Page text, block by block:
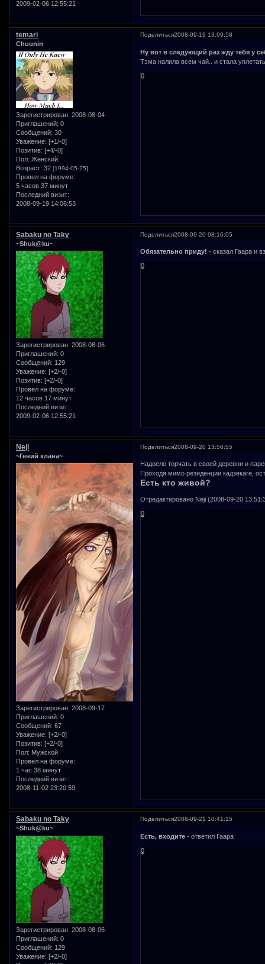
2009-02-06 12:55:21
Поделиться2008-09-19 13:09:58
temari
Chuunin
Зарегистрирован: 2008-08-04
Приглашений: 0
Сообщений: 30
Уважение: [+1/-0]
Позитив: [+4/-0]
Пол: Женский
Возраст: 32 [1994-05-25]
Провел на форуме:
5 часов 37 минут
Последний визит:
2008-09-19 14:06:53
Ну вот в следующий раз жду тебя у
Тэма налила всем чай.. и стала
0
Поделиться2008-09-20 08:16:05
Sabaku no Taky
~Shuk@ku~
Зарегистрирован: 2008-08-06
Приглашений: 0
Сообщений: 129
Уважение: [+2/-0]
Позитив: [+2/-0]
Провел на форуме:
12 часов 17 минут
Последний визит:
2009-02-06 12:55:21
Обязательно приду! - сказал Гаара и
0
Поделиться2008-09-20 13:50:55
Neji
~Гений клана~
Зарегистрирован: 2008-09-17
Приглашений: 0
Сообщений: 67
Уважение: [+2/-0]
Позитив: [+2/-0]
Пол: Мужской
Провел на форуме:
1 час 38 минут
Последний визит:
2008-11-02 23:20:59
Надоело торчать в своей деревни и
Проходя мимо резиденции кадзекаге,
Есть кто живой?
Отредактировано Neji (2008-09-20
0
Поделиться2008-09-21 10:41:15
Sabaku no Taky
~Shuk@ku~
Зарегистрирован: 2008-08-06
Приглашений: 0
Сообщений: 129
Уважение: [+2/-0]
Есть, входите - ответил Гаара
0